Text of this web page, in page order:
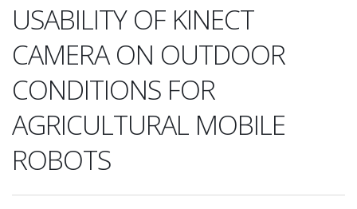
USABILITY OF KINECT
CAMERA ON OUTDOOR
CONDITIONS FOR
AGRICULTURAL MOBILE
ROBOTS